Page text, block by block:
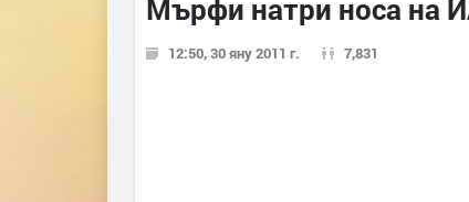
Мърфи натри носа на
12:50, 30 яну 2011 г. 7,831